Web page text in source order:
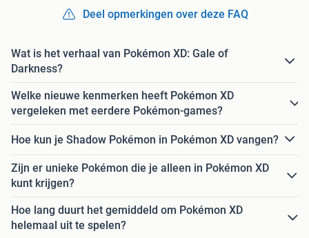
Deel opmerkingen over deze FAQ
Wat is het verhaal van Pokémon XD: Gale of
Darkness?
Welke nieuwe kenmerken heeft Pokémon XD
vergeleken met eerdere Pokémon-games?
Hoe kun je Shadow Pokémon in Pokémon XD vangen?
Zijn er unieke Pokémon die je alleen in Pokémon XD
kunt krijgen?
Hoe lang duurt het gemiddeld om Pokémon XD
helemaal uit te spelen?